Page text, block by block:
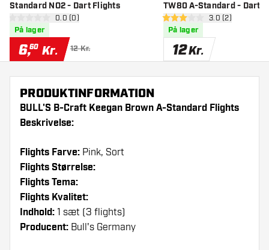
Standard NO2 - Dart Flights
åbn anmeldelsespanel
0 bedømmelsesstjerner
0.0 (0)
På lager
6,60 Kr. 12 Kr.
TW80 A-Standard - Dart
åbn
3 bedømmelsesstjerner
3.0 (2)
På lager
12Kr.
PRODUKTINFORMATION
BULL'S B-Craft Keegan Brown A-Standard Flights
Beskrivelse:
Flights Farve: Pink, Sort
Flights Størrelse:
Flights Tema:
Flights Kvalitet:
Indhold: 1 sæt (3 flights)
Producent: Bull's Germany